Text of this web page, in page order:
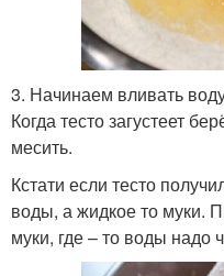
3. Начинаем вливать
Когда тесто загустеет
месить.
Кстати если тесто
воды, а жидкое то муки.
муки, где – то воды надо